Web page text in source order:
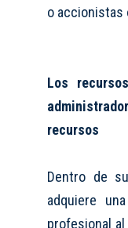
o accionistas
Los
recursos
Dentro de
adquiere
profesional